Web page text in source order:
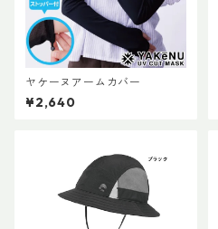
ヤケーヌアームカバー
¥2,640